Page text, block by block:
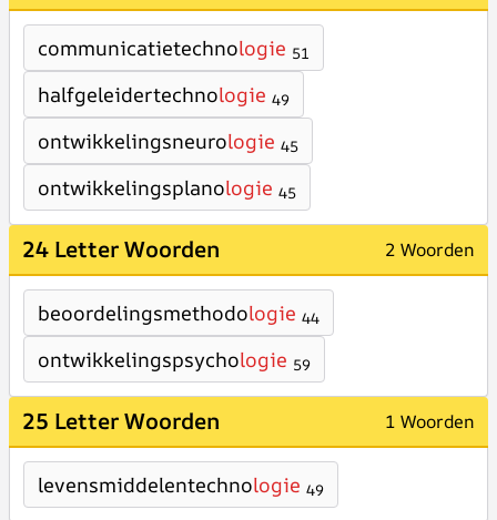
communicatietechnologie 51
halfgeleidertechnologie 49
ontwikkelingsneurologie 45
ontwikkelingsplanologie 45
24 Letter Woorden 2 Woorden
beoordelingsmethodologie 44
ontwikkelingspsychologie 59
25 Letter Woorden 1 Woorden
levensmiddelentechnologie 49